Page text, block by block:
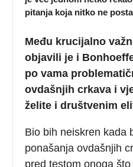
pitanja koja nitko ne
Među krucijalno
objavili je i
po vama
ovdašnjih crkava i
želite i društvenim
Bio bih neiskren kada
ponašanja ovdašnjih
pred testom onoga